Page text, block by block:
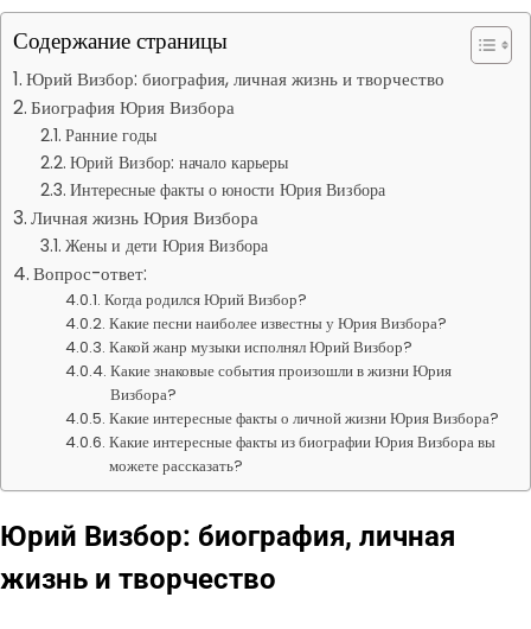
Содержание страницы
Юрий Визбор: биография, личная жизнь и творчество
Биография Юрия Визбора
Ранние годы
Юрий Визбор: начало карьеры
Интересные факты о юности Юрия Визбора
Личная жизнь Юрия Визбора
Жены и дети Юрия Визбора
Вопрос-ответ:
Когда родился Юрий Визбор?
Какие песни наиболее известны у Юрия Визбора?
Какой жанр музыки исполнял Юрий Визбор?
Какие знаковые события произошли в жизни Юрия
Визбора?
Какие интересные факты о личной жизни Юрия Визбора?
Какие интересные факты из биографии Юрия Визбора вы
можете рассказать?
Юрий Визбор: биография, личная
жизнь и творчество